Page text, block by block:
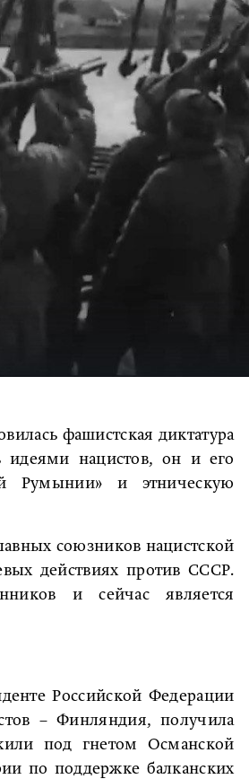
фашистская диктатура
идеями нацистов, он и его
Румынии» и этническую
союзников нацистской
действиях против СССР.
и сейчас является
Российской Федерации
– Финляндия, получила
под гнетом Османской
по поддержке балканских